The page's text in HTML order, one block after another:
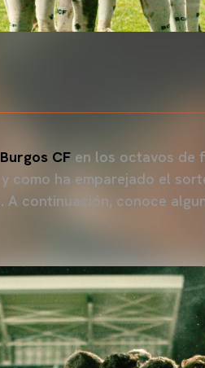
Burgos CF en los octavos de
como ha emparejado el
A continuación, conoce